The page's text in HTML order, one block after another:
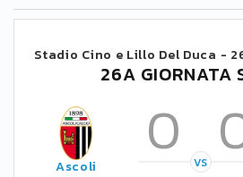
Stadio Cino e Lillo Del Duca -
26A GIORNATA
Ascoli 0 VS